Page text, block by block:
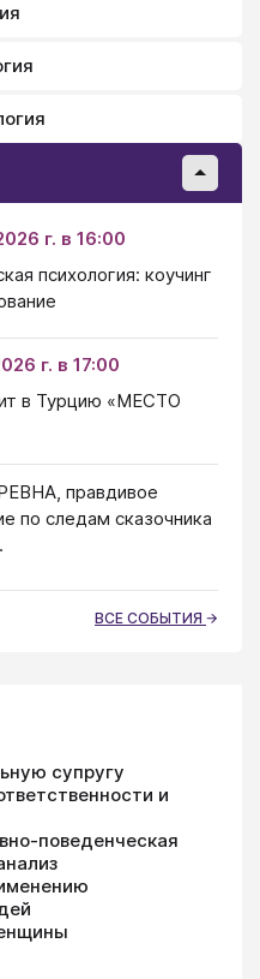
г. в 16:00
психология: коучинг
г. в 17:00
в Турцию «МЕСТО
правдивое
по следам сказочника
ВСЕ СОБЫТИЯ
супругу
и
поведенческая